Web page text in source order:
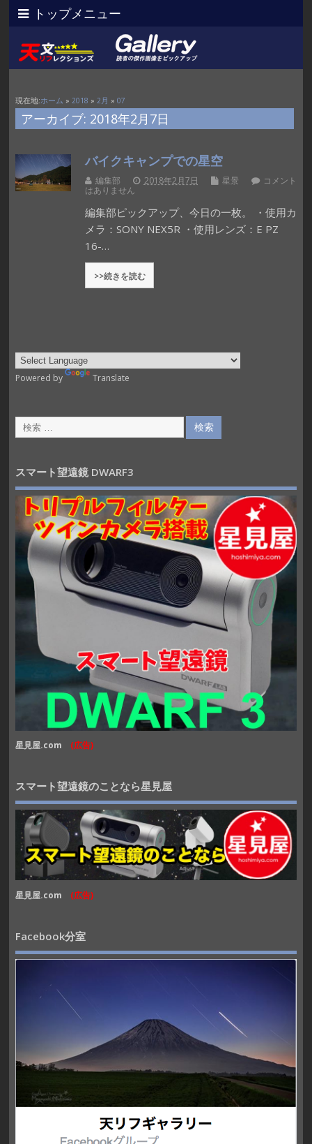
トップメニュー
現在地:ホーム » 2018 » 2月 » 07
アーカイブ: 2018年2月7日
バイクキャンプでの星空
編集部 2018年2月7日 星景
コメント
はありません
編集部ピックアップ、今日の一枚。 ・使用カ
メラ：SONY NEX5R ・使用レンズ：E PZ
16-…
>>続きを読む
Powered by Translate
スマート望遠鏡 DWARF3
星見屋.com (広告)
スマート望遠鏡のことなら星見屋
星見屋.com (広告)
Facebook分室